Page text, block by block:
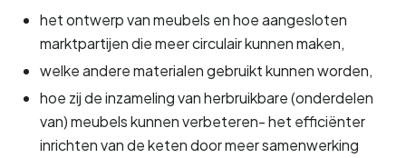
het ontwerp van meubels en hoe aangesloten
marktpartijen die meer circulair kunnen maken,
welke andere materialen gebruikt kunnen worden,
hoe zij de inzameling van herbruikbare (onderdelen
van) meubels kunnen verbeteren- het efficiënter
inrichten van de keten door meer samenwerking